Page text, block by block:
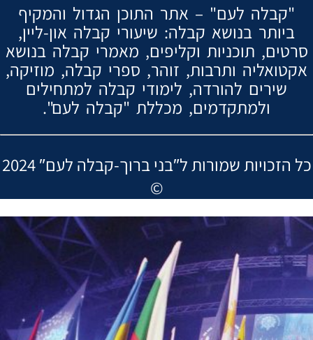
"קבלה לעם" – אתר התוכן הגדול והמקיף
ביותר בנושא קבלה: שיעורי קבלה און-ליין,
סרטים, תוכניות וקליפים, מאמרי קבלה בנושא
אקטואליה ותרבות, זוהר, ספרי קבלה, מוזיקה,
שירים להורדה, לימודי קבלה למתחילים
ולמתקדמים, מכללת "קבלה לעם".
2024 ″כל הזכויות שמורות ל″בני ברוך-קבלה לעם
©